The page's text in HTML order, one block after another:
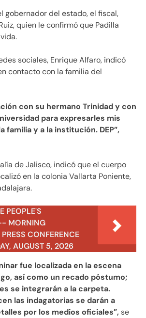
gobernador del estado, el fiscal,
quien le confirmó que Padilla
sociales, Enrique Alfaro, indicó
contacto con la familia del
con su hermano Trinidad y con
para expresarles mis
familia y a la institución. DEP”,
de Jalisco, indicó que el cuerpo
en la colonia Vallarta Poniente,
PEOPLE'S
MORNING
CONFERENCE
AUGUST 5, 2026
fue localizada en la escena
así como un recado póstumo;
se integrarán a la carpeta.
las indagatorias se darán a
por los medios oficiales”, se